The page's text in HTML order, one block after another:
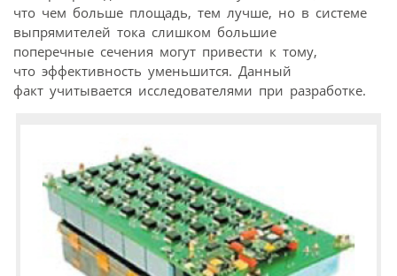
что чем больше площадь, тем лучше, но в системе
выпрямителей тока слишком большие
поперечные сечения могут привести к тому,
что эффективность уменьшится. Данный
факт учитывается исследователями при разработке.